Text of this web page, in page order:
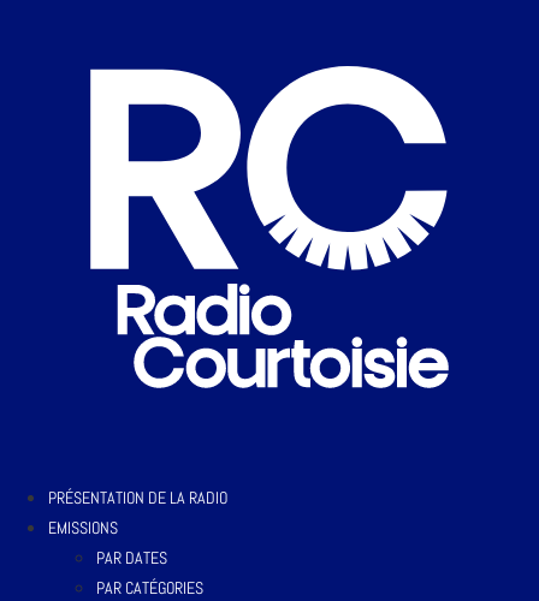
PRÉSENTATION DE LA RADIO
EMISSIONS
PAR DATES
PAR CATÉGORIES